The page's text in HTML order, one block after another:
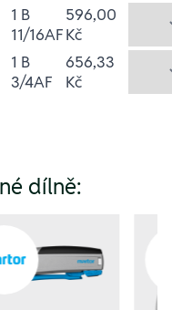
1 B
11/16AF
596,00
Kč
1 B
3/4AF
656,33
Kč
dílně: